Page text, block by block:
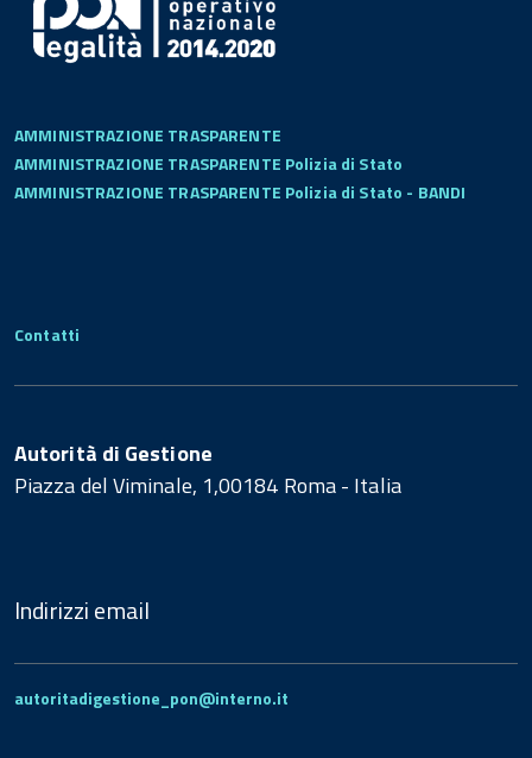
AMMINISTRAZIONE TRASPARENTE
AMMINISTRAZIONE TRASPARENTE Polizia di Stato
AMMINISTRAZIONE TRASPARENTE Polizia di Stato - BANDI
Contatti
Autorità di Gestione
Piazza del Viminale, 1,00184 Roma - Italia
Indirizzi email
autoritadigestione_pon@interno.it